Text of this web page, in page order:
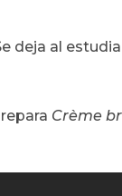
deja al
Crème